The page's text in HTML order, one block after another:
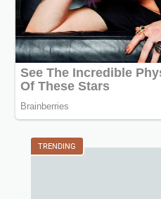
TRENDING